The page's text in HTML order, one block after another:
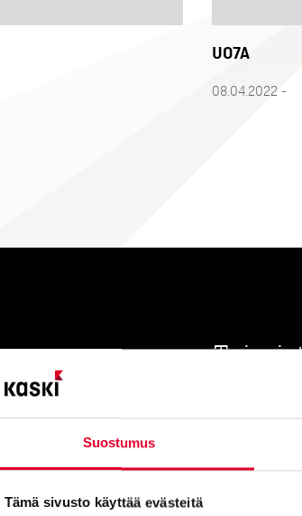
Suostumus
Tämä sivusto käyttää evästeitä
UO7A
08.04.2022 -
450